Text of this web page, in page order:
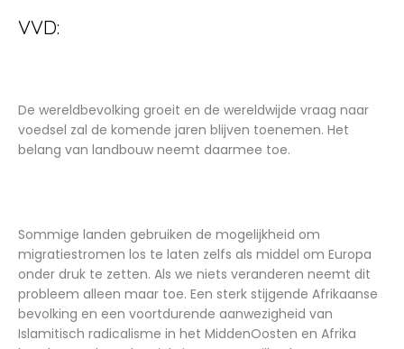
VVD:
De wereldbevolking groeit en de wereldwijde vraag naar
voedsel zal de komende jaren blijven toenemen. Het
belang van landbouw neemt daarmee toe.
Sommige landen gebruiken de mogelijkheid om
migratiestromen los te laten zelfs als middel om Europa
onder druk te zetten. Als we niets veranderen neemt dit
probleem alleen maar toe. Een sterk stijgende Afrikaanse
bevolking en een voortdurende aanwezigheid van
Islamitisch radicalisme in het MiddenOosten en Afrika